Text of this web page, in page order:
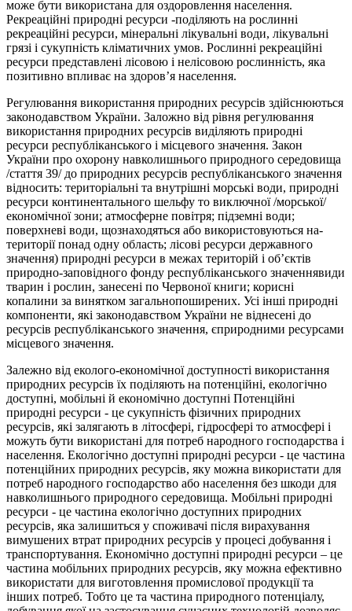
може бути використана для оздоровлення населення.
Рекреаційні при­родні ресурси -поділяють на рослинні
рекреаційні ресурси, мінераль­ні лікувальні води, лікувальні
грязі і сукупність кліматичних умов. Рослинні рекреаційні
ресурси представлені лісовою і нелісовою рос­линність, яка
позитивно впливає на здоров’я населення.
Регулювання використання природних ресурсів здійснюються
зако­нодавством України. 3аложно від рівня регулювання
використан­ня природних ресурсів виділяють природні
ресурси республіканського і місцевого значення. Закон
України про охорону навколишнього при­родного середовища
/стаття 39/ до природних ресурсів республікансько­го значення
відносить: територіальні та внутрішні морські води, при­родні
ресурси континентального шельфу то виключної /морської/
економічної зони; атмосферне повітря; підземні води;
поверхневі води, щознаходяться або використовуються на-
території понад одну область; лісові ресурси державного
значення) природні ресурси в межах терито­рій і об’єктів
природно-заповідного фонду республіканського значен­нявиди
тварин і рослин, занесені по Червоної книги; корисні
копалини за винятком загальнопоширених. Усі інші природні
компоненти, які законодавством України не віднесені до
ресурсів республікансько­го значення, єприродними ресурсами
місцевого значення.
Залежно від еколого-економічної доступності використання
природ­них ресурсів їх поділяють на потенційні, екологічно
доступні, мобіль­ні й економічно доступні Потенційні
природні ресурси - це су­купність фізичних природних
ресурсів, які залягають в літосфері, гідросфері то атмосфері і
можуть бути використані для потреб народного господарства і
населення. Екологічно доступні природні ресурси - це частина
потенційних природних ресурсів, яку можна використати для
потреб народного господарство або населення без шкоди для
навколишнього природного середовища. Мобільні природні
ресурси - це частина екологічно доступних природних
ресурсів, яка залишиться у споживачі після вирахування
вимушених втрат природних ресурсів у процесі добування і
транспортування. Економічно доступні природні ресурси – це
частина мобільних природних ресурсів, яку можна ефективно
використати для виготовлення промислової продукції та
інших потреб. Тобто це та частина природного потенціалу,